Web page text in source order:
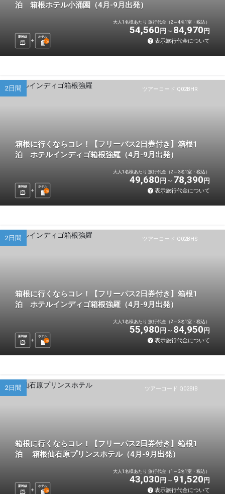
泊 箱根ホテル小涌園（4月-9月出発）
新幹線
ホテル
1 泊
大人1名様あたり 旅行代金（2～4名1室・税込）
54,560 円 84,970 円
表示旅行代金について
ツアーコード Q02BHR
2日間
箱根に行くならコレ！【フリーパス2日券付き】箱根1
泊 ホテルインディゴ箱根強羅（4月-9月出発）
新幹線
ホテル
1 泊
大人1名様あたり 旅行代金（2～3名1室・税込）
49,680 円 78,390 円
表示旅行代金について
ツアーコード Q02BHS
2日間
箱根に行くならコレ！【フリーパス2日券付き】箱根1
泊 ホテルインディゴ箱根強羅（4月-9月出発）
新幹線
ホテル
1 泊
大人1名様あたり 旅行代金（2～3名1室・税込）
55,980 円 84,950 円
表示旅行代金について
ツアーコード Q02BIB
2日間
箱根に行くならコレ！【フリーパス2日券付き】箱根1
泊 箱根仙石原プリンスホテル（4月-9月出発）
新幹線
ホテル
1 泊
大人1名様あたり 旅行代金（1～3名1室・税込）
43,030 円 91,520 円
表示旅行代金について